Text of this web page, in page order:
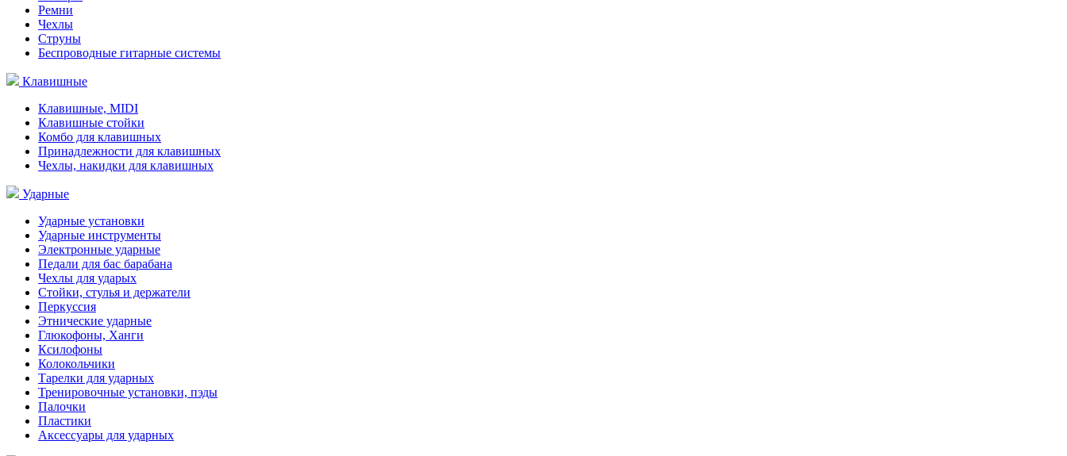
Ремни
Чехлы
Струны
Беспроводные гитарные системы
Клавишные
Клавишные, MIDI
Клавишные стойки
Комбо для клавишных
Принадлежности для клавишных
Чехлы, накидки для клавишных
Ударные
Ударные установки
Ударные инструменты
Электронные ударные
Педали для бас барабана
Чехлы для ударых
Стойки, стулья и держатели
Перкуссия
Этнические ударные
Глюкофоны, Ханги
Ксилофоны
Колокольчики
Тарелки для ударных
Тренировочные установки, пэды
Палочки
Пластики
Аксессуары для ударных